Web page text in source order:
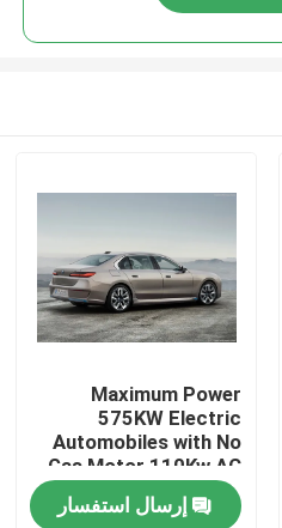
Maximum Power
575KW Electric
Automobiles with No
Gas Motor 110Kw AC
Synchrounous Electric
Motorإرسال استفسار